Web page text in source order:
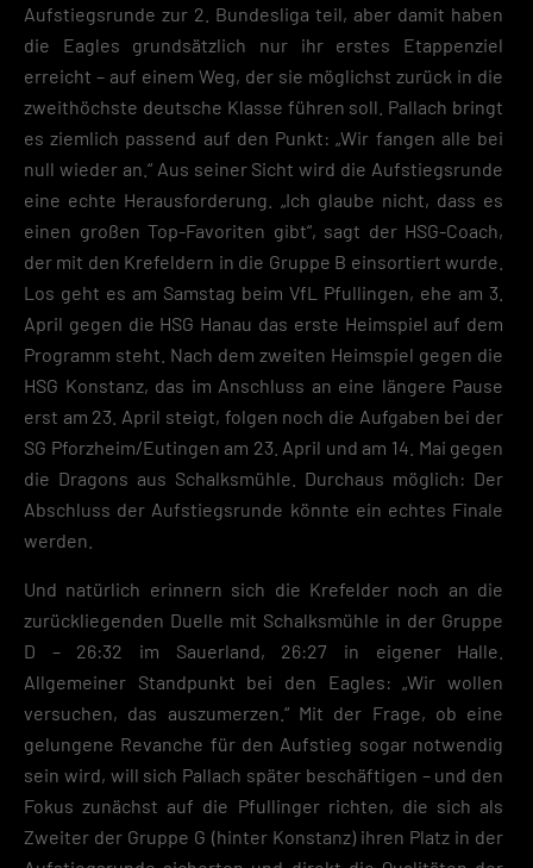
Aufstiegsrunde zur 2. Bundesliga teil, aber damit haben
die Eagles grundsätzlich nur ihr erstes Etappenziel
erreicht – auf einem Weg, der sie möglichst zurück in die
zweithöchste deutsche Klasse führen soll. Pallach bringt
es ziemlich passend auf den Punkt: „Wir fangen alle bei
null wieder an.“ Aus seiner Sicht wird die Aufstiegsrunde
eine echte Herausforderung. „Ich glaube nicht, dass es
einen großen Top-Favoriten gibt“, sagt der HSG-Coach,
der mit den Krefeldern in die Gruppe B einsortiert wurde.
Los geht es am Samstag beim VfL Pfullingen, ehe am 3.
April gegen die HSG Hanau das erste Heimspiel auf dem
Programm steht. Nach dem zweiten Heimspiel gegen die
HSG Konstanz, das im Anschluss an eine längere Pause
erst am 23. April steigt, folgen noch die Aufgaben bei der
SG Pforzheim/Eutingen am 23. April und am 14. Mai gegen
die Dragons aus Schalksmühle. Durchaus möglich: Der
Abschluss der Aufstiegsrunde könnte ein echtes Finale
werden.
Und natürlich erinnern sich die Krefelder noch an die
zurückliegenden Duelle mit Schalksmühle in der Gruppe
D – 26:32 im Sauerland, 26:27 in eigener Halle.
Allgemeiner Standpunkt bei den Eagles: „Wir wollen
versuchen, das auszumerzen.“ Mit der Frage, ob eine
gelungene Revanche für den Aufstieg sogar notwendig
sein wird, will sich Pallach später beschäftigen – und den
Fokus zunächst auf die Pfullinger richten, die sich als
Zweiter der Gruppe G (hinter Konstanz) ihren Platz in der